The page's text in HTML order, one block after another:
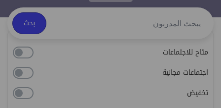
بحث
متاح للاجتماعات
اجتماعات مجانية
تخفيض